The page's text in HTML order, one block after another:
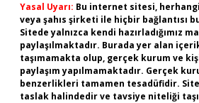
Yasal Uyarı: Bu internet sitesi,
veya şahıs şirketi ile hiçbir bağlantısı
Sitede yalnızca kendi hazırladığımız
paylaşılmaktadır. Burada yer alan
taşımamakta olup, gerçek kurum ve
paylaşım yapılmamaktadır. Gerçek
benzerlikleri tamamen tesadüfidir.
taslak halindedir ve tavsiye niteliği